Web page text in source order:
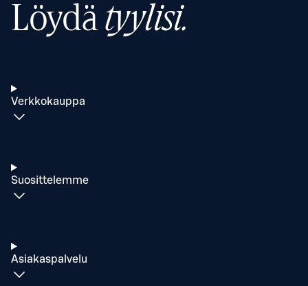
Löydätyylisi.
Verkkokauppa
Suosittelemme
Asiakaspalvelu